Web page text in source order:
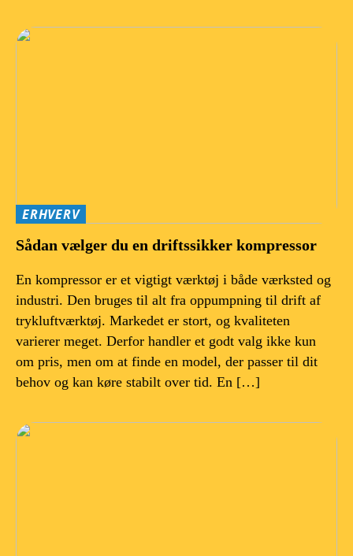
ERHVERV
Sådan vælger du en driftssikker kompressor
En kompressor er et vigtigt værktøj i både værksted og
industri. Den bruges til alt fra oppumpning til drift af
trykluftværktøj. Markedet er stort, og kvaliteten
varierer meget. Derfor handler et godt valg ikke kun
om pris, men om at finde en model, der passer til dit
behov og kan køre stabilt over tid. En […]